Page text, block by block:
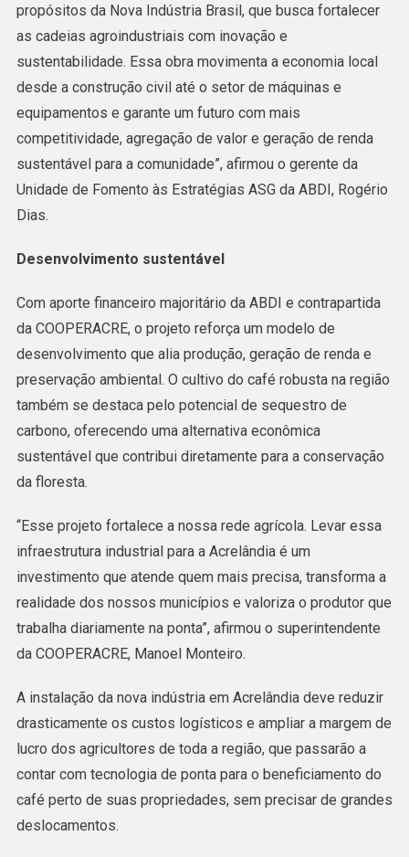
propósitos da Nova Indústria Brasil, que busca fortalecer
as cadeias agroindustriais com inovação e
sustentabilidade. Essa obra movimenta a economia local
desde a construção civil até o setor de máquinas e
equipamentos e garante um futuro com mais
competitividade, agregação de valor e geração de renda
sustentável para a comunidade”, afirmou o gerente da
Unidade de Fomento às Estratégias ASG da ABDI, Rogério
Dias.
Desenvolvimento sustentável
Com aporte financeiro majoritário da ABDI e contrapartida
da COOPERACRE, o projeto reforça um modelo de
desenvolvimento que alia produção, geração de renda e
preservação ambiental. O cultivo do café robusta na região
também se destaca pelo potencial de sequestro de
carbono, oferecendo uma alternativa econômica
sustentável que contribui diretamente para a conservação
da floresta.
“Esse projeto fortalece a nossa rede agrícola. Levar essa
infraestrutura industrial para a Acrelândia é um
investimento que atende quem mais precisa, transforma a
realidade dos nossos municípios e valoriza o produtor que
trabalha diariamente na ponta”, afirmou o superintendente
da COOPERACRE, Manoel Monteiro.
A instalação da nova indústria em Acrelândia deve reduzir
drasticamente os custos logísticos e ampliar a margem de
lucro dos agricultores de toda a região, que passarão a
contar com tecnologia de ponta para o beneficiamento do
café perto de suas propriedades, sem precisar de grandes
deslocamentos.